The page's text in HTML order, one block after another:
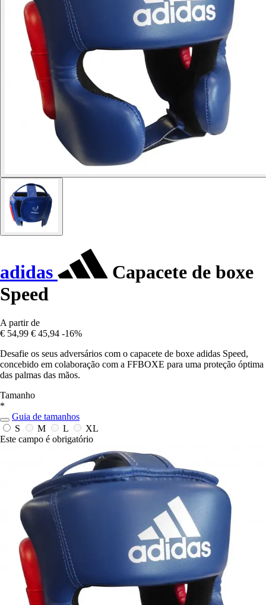
adidas
Capacete de boxe
Speed
A partir de
€ 54,99 € 45,94 -16%
Desafie os seus adversários com o capacete de boxe adidas Speed,
concebido em colaboração com a FFBOXE para uma proteção óptima
das palmas das mãos.
Tamanho
*
Guia de tamanhos
S
M L
XL
Este campo é obrigatório